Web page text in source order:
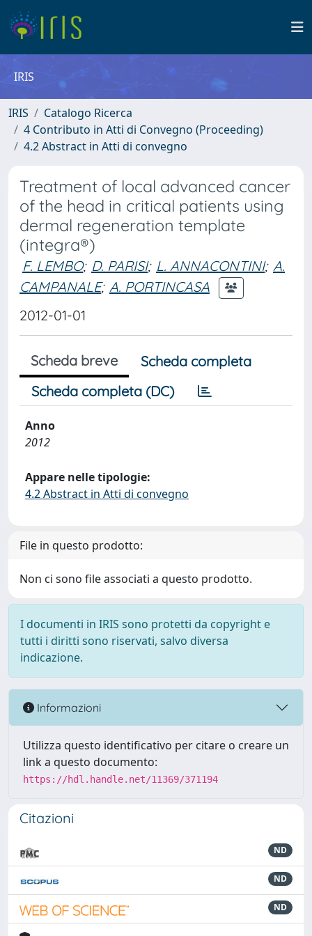
IRIS
IRIS
Catalogo Ricerca
4 Contributo in Atti di Convegno (Proceeding)
4.2 Abstract in Atti di convegno
Treatment of local advanced cancer
of the head in critical patients using
dermal regeneration template
(integra®)
F. LEMBO; D. PARISI; L. ANNACONTINI; A.
CAMPANALE; A. PORTINCASA
2012-01-01
Scheda breve
Scheda completa
Scheda completa (DC)
Anno
2012
Appare nelle tipologie:
4.2 Abstract in Atti di convegno
File in questo prodotto:
Non ci sono file associati a questo prodotto.
I documenti in IRIS sono protetti da copyright e
tutti i diritti sono riservati, salvo diversa
indicazione.
Informazioni
Utilizza questo identificativo per citare o creare un
link a questo documento:
https://hdl.handle.net/11369/371194
Citazioni
ND
ND
ND